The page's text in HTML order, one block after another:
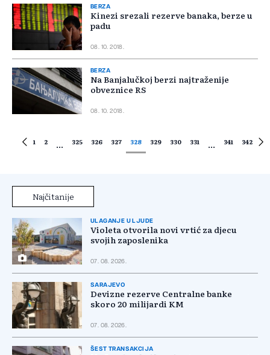
BERZA
Kinezi srezali rezerve banaka, berze u
padu
08. 10. 2018.
BERZA
Na Banjalučkoj berzi najtraženije
obveznice RS
08. 10. 2018.
1 2 ... 325 326 327 328 329 330 331 ... 341 342
Najčitanije
ULAGANJE U LJUDE
Violeta otvorila novi vrtić za djecu
svojih zaposlenika
07. 08. 2026.
SARAJEVO
Devizne rezerve Centralne banke
skoro 20 milijardi KM
07. 08. 2026.
ŠEST TRANSAKCIJA